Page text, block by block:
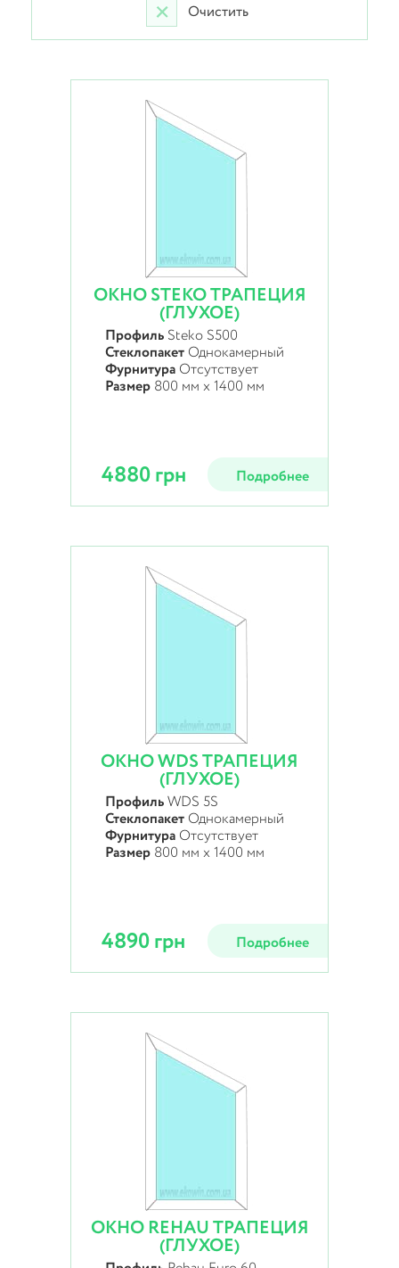
Очистить
ОКНО STEKO ТРАПЕЦИЯ
(ГЛУХОЕ)
Профиль Steko S500
Стеклопакет Однокамерный
Фурнитура Отсутствует
Размер 800 мм х 1400 мм
4880 грн Подробнее
ОКНО WDS ТРАПЕЦИЯ
(ГЛУХОЕ)
ПрофильWDS 5S
Стеклопакет Однокамерный
Фурнитура Отсутствует
Размер 800 мм х 1400 мм
4890 грн Подробнее
ОКНО REHAU ТРАПЕЦИЯ
(ГЛУХОЕ)